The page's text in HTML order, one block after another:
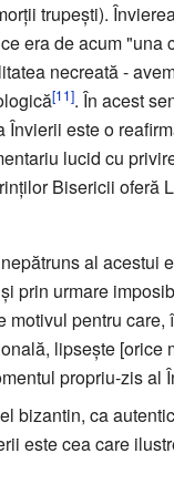
trupești).
era de acum "una
necreată -
[11]. În acest
Învierii este o
lucid cu
Bisericii oferă
al acestui
prin urmare
motivul pentru care,
lipsește [orice
propriu-zis al
bizantin, ca
este cea care